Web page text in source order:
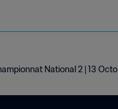
National 2 | 13